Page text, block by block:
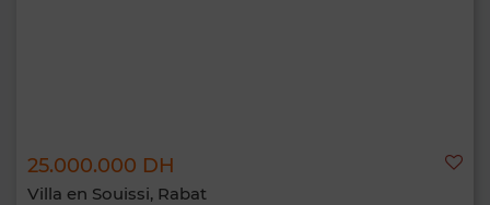
25.000.000 DH
Villa en Souissi, Rabat